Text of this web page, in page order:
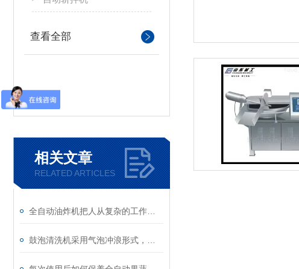
查看全部
相关文章
RELATED ARTICLES